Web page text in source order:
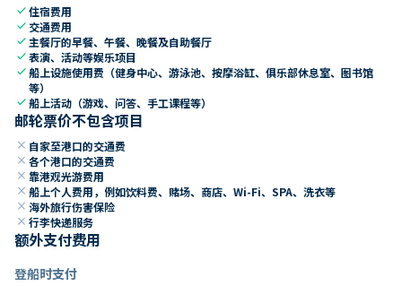
check住宿费用
check 交通费用
check 主餐厅的早餐、午餐、晚餐及自助餐厅
check表演、活动等娱乐项目
check船上设施使用费（健身中心、游泳池、按摩浴缸、俱乐部休息室、图书馆
等）
check船上活动（游戏、问答、手工课程等）
邮轮票价不包含项目
close 自家至港口的交通费
close 各个港口的交通费
close 靠港观光游费用
close 船上个人费用，例如饮料费、赌场、商店、Wi-Fi、SPA、洗衣等
close 海外旅行伤害保险
close 行李快递服务
额外支付费用
登船时支付